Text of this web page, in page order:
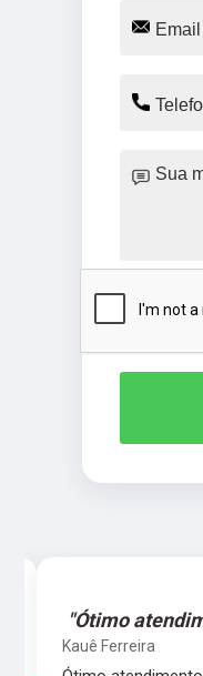
"Ótimo
Kauê Ferreira